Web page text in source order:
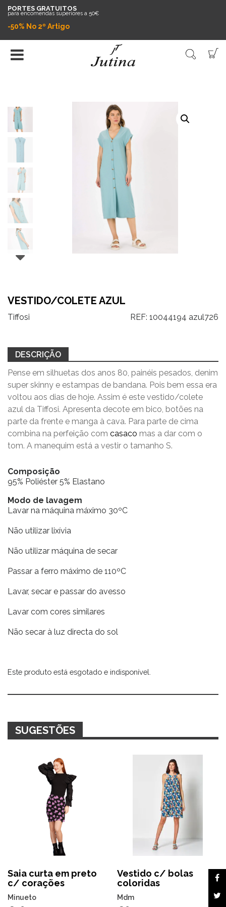
PORTES GRATUITOS
para encomendas superiores a 50€
-50% No 2º Artigo
VESTIDO/COLETE AZUL
Tiffosi REF: 10044194 azul726
DESCRIÇÃO
Pense em silhuetas dos anos 80, painéis pesados, denim
super skinny e estampas de bandana. Pois bem essa era
voltou aos dias de hoje. Assim é este vestido/colete
azul da Tiffosi. Apresenta decote em bico, botões na
parte da frente e manga à cava. Para parte de cima
combina na perfeição com casaco mas a dar com o
tom. A manequim está a vestir o tamanho S.
Composição
95% Poliéster 5% Elastano
Modo de lavagem
Lavar na máquina máximo 30ºC
Não utilizar lixívia
Não utilizar máquina de secar
Passar a ferro máximo de 110ºC
Lavar, secar e passar do avesso
Lavar com cores similares
Não secar à luz directa do sol
Este produto está esgotado e indisponível.
Alternative:
SUGESTÕES
Saia curta em preto
c/ corações
Minueto
Vestido c/ bolas
coloridas
Mdm